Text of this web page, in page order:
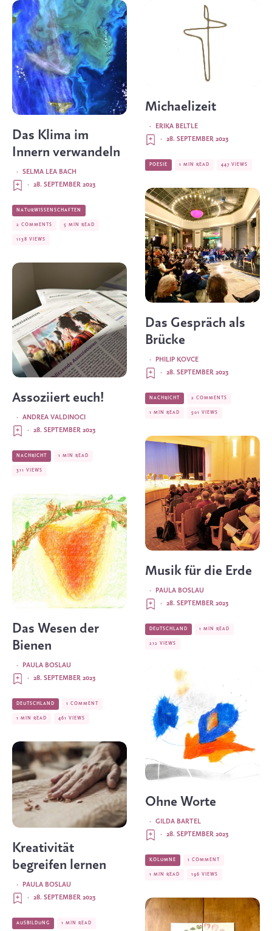
Das Klima im
Innern verwandeln
SELMA LEA BACH
·
28. SEPTEMBER 2023
·
NATURWISSENSCHAFTEN
2 COMMENTS 5 MIN READ
1138 VIEWS
Assoziiert euch!
ANDREA VALDINOCI
·
28. SEPTEMBER 2023
·
NACHRICHT 1 MIN READ
311 VIEWS
Das Wesen der
Bienen
PAULA BOSLAU
·
28. SEPTEMBER 2023
·
DEUTSCHLAND 1 COMMENT
1 MIN READ 461 VIEWS
Kreativität
begreifen lernen
PAULA BOSLAU
·
28. SEPTEMBER 2023
·
AUSBILDUNG 1 MIN READ
Michaelizeit
ERIKA BELTLE
·
28. SEPTEMBER 2023
·
POESIE 1 MIN READ 447 VIEWS
Das Gespräch als
Brücke
PHILIP KOVCE
·
28. SEPTEMBER 2023
·
NACHRICHT 2 COMMENTS
1 MIN READ 501 VIEWS
Musik für die Erde
PAULA BOSLAU
·
28. SEPTEMBER 2023
·
DEUTSCHLAND 1 MIN READ
212 VIEWS
Ohne Worte
GILDA BARTEL
·
28. SEPTEMBER 2023
·
KOLUMNE 1 COMMENT
1 MIN READ 196 VIEWS